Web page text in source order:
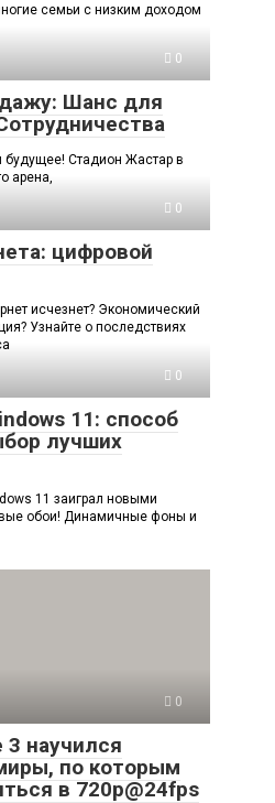
семьи с низким доходом
0
Шанс для
будущее! Стадион Жастар в
арена,
0
цифровой
исчезнет? Экономический
Узнайте о последствиях
0
11: способ
лучших
11 заиграл новыми
обои! Динамичные фоны и
0
3 научился
по которым
в 720p@24fps